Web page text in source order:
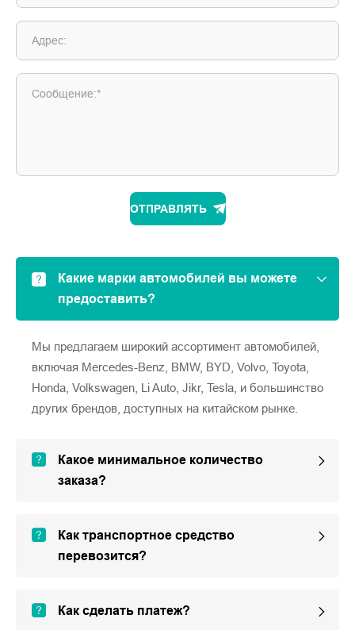
Адрес:
Сообщение:*
ОТПРАВЛЯТЬ
Какие марки автомобилей вы можете
предоставить?
Мы предлагаем широкий ассортимент автомобилей,
включая Mercedes-Benz, BMW, BYD, Volvo, Toyota,
Honda, Volkswagen, Li Auto, Jikr, Tesla, и большинство
других брендов, доступных на китайском рынке.
Какое минимальное количество
заказа?
Как транспортное средство
перевозится?
Как сделать платеж?